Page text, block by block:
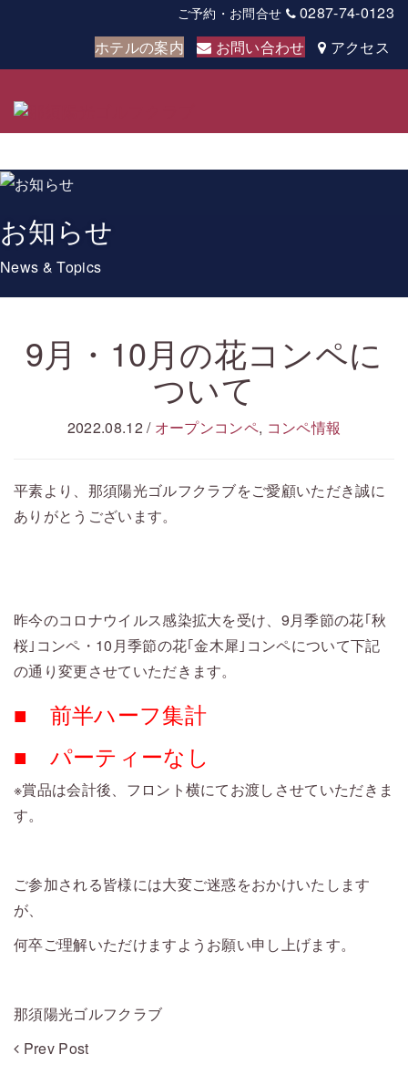
ご予約・お問合せ
0287-74-0123
ホテルの案内
お問い合わせ アクセス
お知らせ
News & Topics
9月・10月の花コンペに
ついて
2022.08.12 / オープンコンペ, コンペ情報
平素より、那須陽光ゴルフクラブをご愛顧いただき誠に
ありがとうございます。
昨今のコロナウイルス感染拡大を受け、9月季節の花｢秋
桜｣コンペ・10月季節の花｢金木犀｣コンペについて下記
の通り変更させていただきます。
■ 前半ハーフ集計
■ パーティーなし
※賞品は会計後、フロント横にてお渡しさせていただきま
す。
ご参加される皆様には大変ご迷惑をおかけいたします
が、
何卒ご理解いただけますようお願い申し上げます。
那須陽光ゴルフクラブ
Prev Post